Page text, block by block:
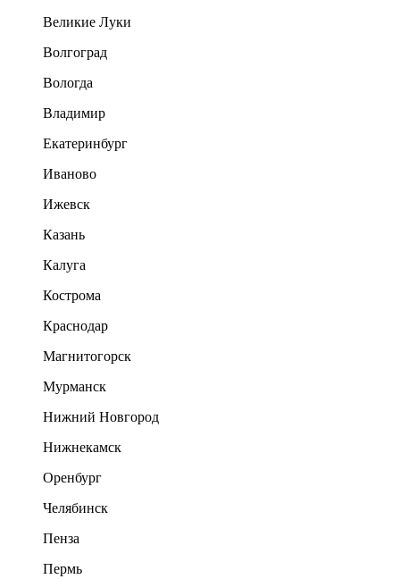
Великие Луки
Волгоград
Вологда
Владимир
Екатеринбург
Иваново
Ижевск
Казань
Калуга
Кострома
Краснодар
Магнитогорск
Мурманск
Нижний Новгород
Нижнекамск
Оренбург
Челябинск
Пенза
Пермь